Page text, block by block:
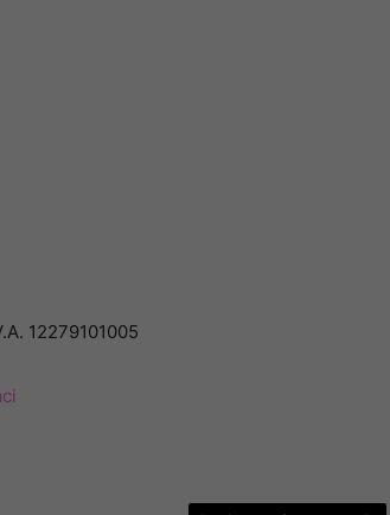
12279101005